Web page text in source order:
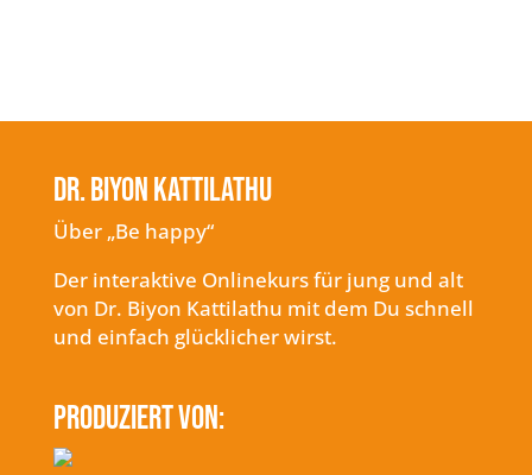
Dr. Biyon Kattilathu
Über „Be happy“
Der interaktive Onlinekurs für jung und alt
von Dr. Biyon Kattilathu mit dem Du schnell
und einfach glücklicher wirst.
Produziert von: